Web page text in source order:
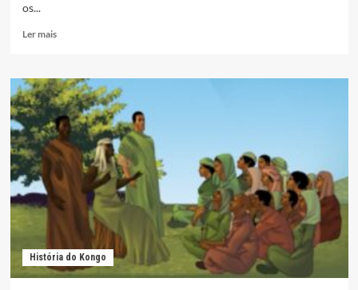
os...
Ler maisLeia
NDONGUTI,
O
FILÓSOFO
AFRICANO
História do Kongo